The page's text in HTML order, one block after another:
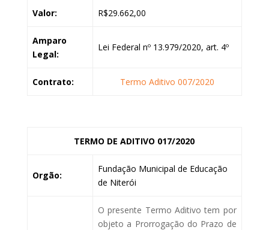
Valor: R$29.662,00
Amparo
Legal:
Lei Federal nº 13.979/2020, art. 4º
Contrato: Termo Aditivo 007/2020
TERMO DE ADITIVO 017/2020
Orgão:
Fundação Municipal de Educação
de Niterói
O presente Termo Aditivo tem por
objeto a Prorrogação do Prazo de